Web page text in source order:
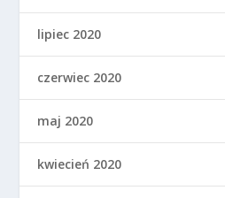
lipiec 2020
czerwiec 2020
maj 2020
kwiecień 2020